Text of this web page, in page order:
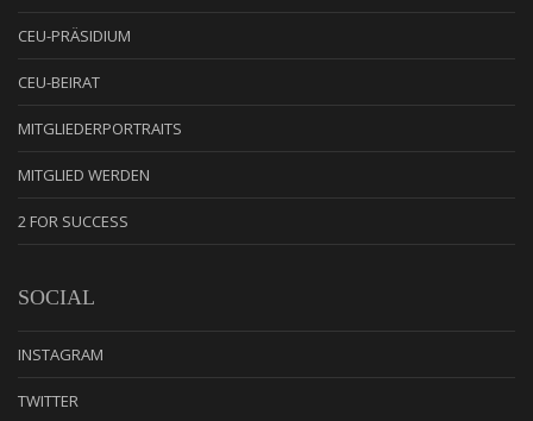
CEU-PRÄSIDIUM
CEU-BEIRAT
MITGLIEDERPORTRAITS
MITGLIED WERDEN
2 FOR SUCCESS
SOCIAL
INSTAGRAM
TWITTER